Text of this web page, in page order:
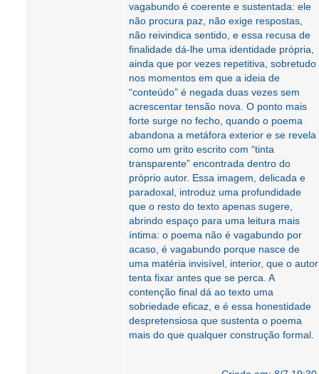
vagabundo é coerente e sustentada: ele
não procura paz, não exige respostas,
não reivindica sentido, e essa recusa de
finalidade dá-lhe uma identidade própria,
ainda que por vezes repetitiva, sobretudo
nos momentos em que a ideia de
“conteúdo” é negada duas vezes sem
acrescentar tensão nova. O ponto mais
forte surge no fecho, quando o poema
abandona a metáfora exterior e se revela
como um grito escrito com “tinta
transparente” encontrada dentro do
próprio autor. Essa imagem, delicada e
paradoxal, introduz uma profundidade
que o resto do texto apenas sugere,
abrindo espaço para uma leitura mais
íntima: o poema não é vagabundo por
acaso, é vagabundo porque nasce de
uma matéria invisível, interior, que o autor
tenta fixar antes que se perca. A
contenção final dá ao texto uma
sobriedade eficaz, e é essa honestidade
despretensiosa que sustenta o poema
mais do que qualquer construção formal.